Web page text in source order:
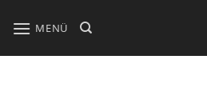
atla
MENÜ